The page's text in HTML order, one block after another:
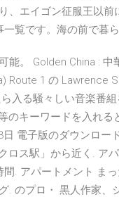
、エイゴン征服王以
一覧です。海の前で暮
能。 Golden China :
Route 1 の Lawrence
入る騒々しい音楽番
のキーワードを入れ
日 電子版のダウンロ
ロス駅」から近く. ア
間. アパートメント ま
. のプロ・ 黒人作家